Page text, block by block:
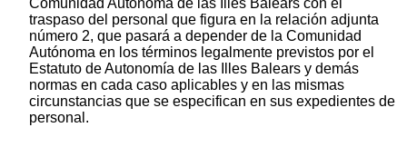
Comunidad Autónoma de las Illes Balears con el
traspaso del personal que figura en la relación adjunta
número 2, que pasará a depender de la Comunidad
Autónoma en los términos legalmente previstos por el
Estatuto de Autonomía de las Illes Balears y demás
normas en cada caso aplicables y en las mismas
circunstancias que se especifican en sus expedientes de
personal.